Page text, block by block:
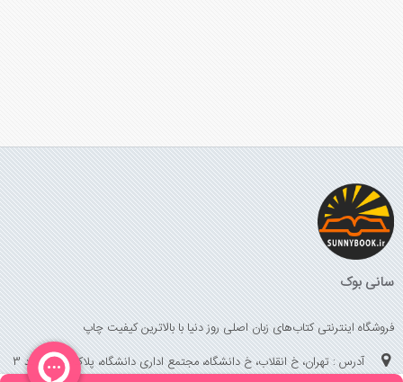
سانی بوک
فروشگاه اینترنتی کتاب‌های زبان اصلی روز دنیا با بالاترین کیفیت چاپ
آدرس : تهران، خ انقلاب، خ دانشگاه، مجتمع اداری دانشگاه، پلاک 158 واحد 3